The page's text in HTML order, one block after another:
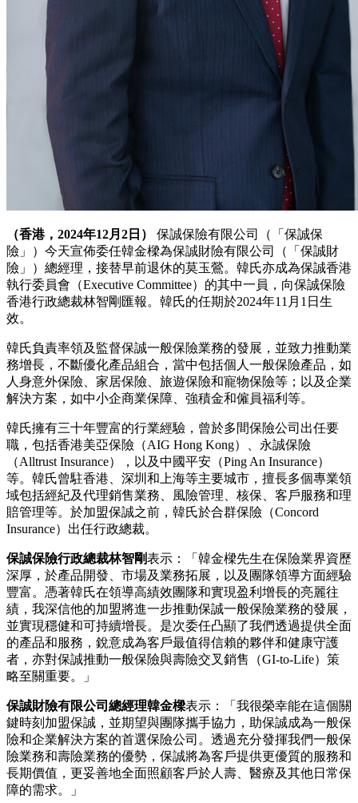
（香港，2024年12月2日）
保誠保險有限公司（「保誠保
險」）今天宣佈委任韓金樑為保誠財險有限公司（「保誠財
險」）總經理，接替早前退休的莫玉鶯。韓氏亦成為保誠香港
執行委員會（Executive Committee）的其中一員，向保誠保險
香港行政總裁林智剛匯報。韓氏的任期於2024年11月1日生
效。
韓氏負責率領及監督保誠一般保險業務的發展，並致力推動業
務增長，不斷優化產品組合，當中包括個人一般保險產品，如
人身意外保險、家居保險、旅遊保險和寵物保險等；以及企業
解決方案，如中小企商業保障、強積金和僱員福利等。
韓氏擁有三十年豐富的行業經驗，曾於多間保險公司出任要
職，包括香港美亞保險（AIG Hong Kong）、永誠保險
（Alltrust Insurance），以及中國平安（Ping An Insurance）
等。韓氏曾駐香港、深圳和上海等主要城市，擅長多個專業領
域包括經紀及代理銷售業務、風險管理、核保、客戶服務和理
賠管理等。於加盟保誠之前，韓氏於合群保險（Concord
Insurance）出任行政總裁。
保誠保險行政總裁林智剛表示：「韓金樑先生在保險業界資歷
深厚，於產品開發、市場及業務拓展，以及團隊領導方面經驗
豐富。憑著韓氏在領導高績效團隊和實現盈利增長的亮麗往
績，我深信他的加盟將進一步推動保誠一般保險業務的發展，
並實現穩健和可持續增長。是次委任凸顯了我們透過提供全面
的產品和服務，銳意成為客戶最值得信賴的夥伴和健康守護
者，亦對保誠推動一般保險與壽險交叉銷售（GI-to-Life）策
略至關重要。」
保誠財險有限公司總經理韓金樑表示：「我很榮幸能在這個關
鍵時刻加盟保誠，並期望與團隊攜手協力，助保誠成為一般保
險和企業解決方案的首選保險公司。透過充分發揮我們一般保
險業務和壽險業務的優勢，保誠將為客戶提供更優質的服務和
長期價值，更妥善地全面照顧客戶於人壽、醫療及其他日常保
障的需求。」